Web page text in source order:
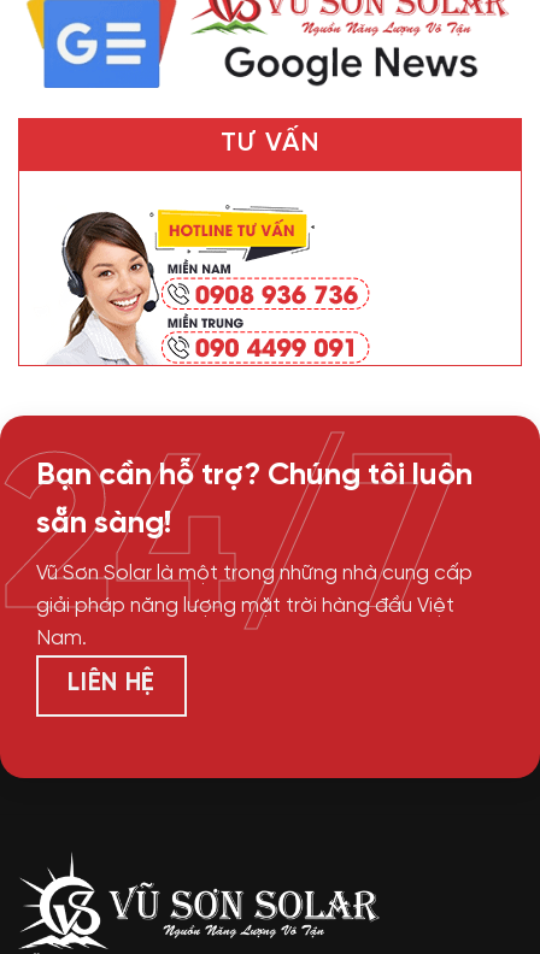
TƯ VẤN
Bạn cần hỗ trợ? Chúng tôi luôn
sẵn sàng!
Vũ Sơn Solar là một trong những nhà cung cấp
giải pháp năng lượng mặt trời hàng đầu Việt
Nam.
LIÊN HỆ
24/7